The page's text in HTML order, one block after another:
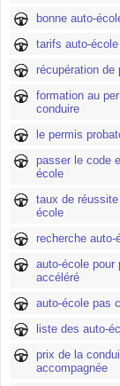
bonne auto-
tarifs auto-école
récupération de
formation au
conduire
le permis
passer le code
école
taux de
école
recherche auto-
auto-école pour
accéléré
auto-école pas
liste des auto-
prix de la
accompagnée